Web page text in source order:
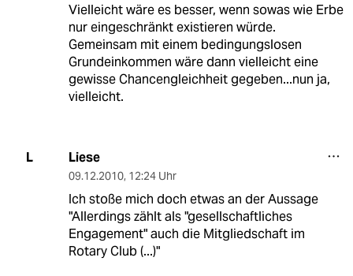
Vielleicht wäre es besser, wenn sowas wie Erbe
nur eingeschränkt existieren würde.
Gemeinsam mit einem bedingungslosen
Grundeinkommen wäre dann vielleicht eine
gewisse Chancengleichheit gegeben...nun ja,
vielleicht.
L Liese
09.12.2010, 12:24 Uhr
Ich stoße mich doch etwas an der Aussage
"Allerdings zählt als "gesellschaftliches
Engagement" auch die Mitgliedschaft im
Rotary Club (...)"